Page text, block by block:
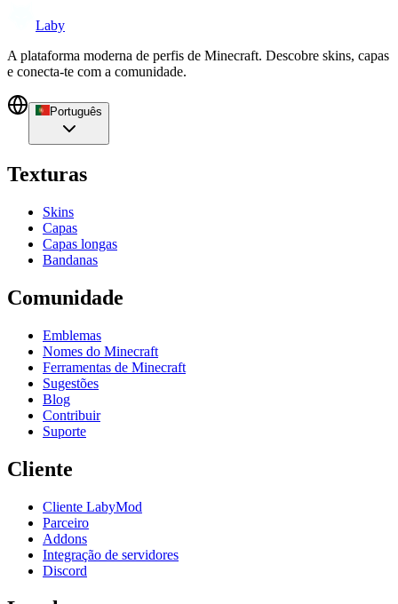
Laby
A plataforma moderna de perfis de Minecraft. Descobre skins, capas
e conecta-te com a comunidade.
Português
Texturas
Skins
Capas
Capas longas
Bandanas
Comunidade
Emblemas
Nomes do Minecraft
Ferramentas de Minecraft
Sugestões
Blog
Contribuir
Suporte
Cliente
Cliente LabyMod
Parceiro
Addons
Integração de servidores
Discord